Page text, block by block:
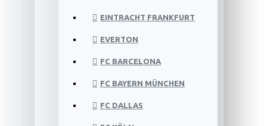
EINTRACHT FRANKFURT
EVERTON
FC BARCELONA
FC BAYERN MÜNCHEN
FC DALLAS